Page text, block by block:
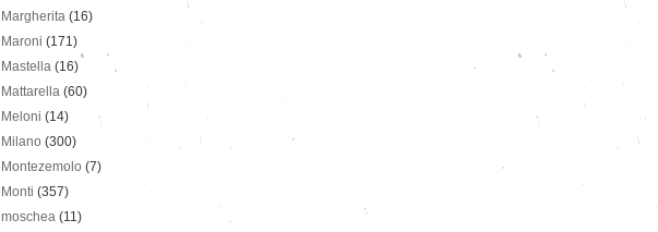
Margherita (16)
Maroni (171)
Mastella (16)
Mattarella (60)
Meloni (14)
Milano (300)
Montezemolo (7)
Monti (357)
moschea (11)